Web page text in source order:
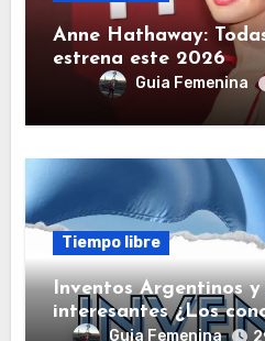
Anne Hathaway:
estrena este 2026
Guia Femenina
Tiempo libre
Inventos Argentinos
interesantes ¿Los
Guia Femenina